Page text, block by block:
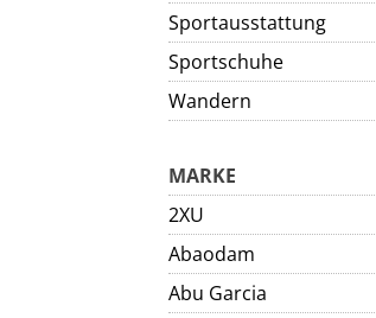
Sportausstattung
Sportschuhe
Wandern
MARKE
2XU
Abaodam
Abu Garcia